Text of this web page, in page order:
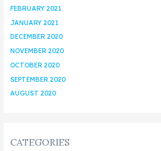
FEBRUARY 2021
JANUARY 2021
DECEMBER 2020
NOVEMBER 2020
OCTOBER 2020
SEPTEMBER 2020
AUGUST 2020
CATEGORIES